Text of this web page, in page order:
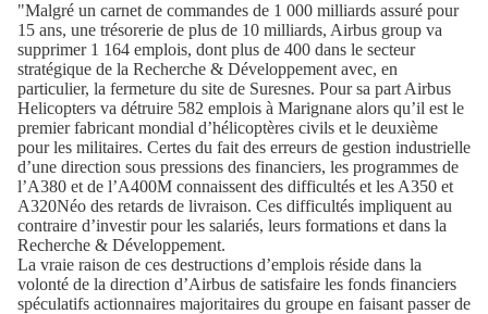
"Malgré un carnet de commandes de 1 000 milliards assuré pour
15 ans, une trésorerie de plus de 10 milliards, Airbus group va
supprimer 1 164 emplois, dont plus de 400 dans le secteur
stratégique de la Recherche & Développement avec, en
particulier, la fermeture du site de Suresnes. Pour sa part Airbus
Helicopters va détruire 582 emplois à Marignane alors qu’il est le
premier fabricant mondial d’hélicoptères civils et le deuxième
pour les militaires. Certes du fait des erreurs de gestion industrielle
d’une direction sous pressions des financiers, les programmes de
l’A380 et de l’A400M connaissent des difficultés et les A350 et
A320Néo des retards de livraison. Ces difficultés impliquent au
contraire d’investir pour les salariés, leurs formations et dans la
Recherche & Développement.
La vraie raison de ces destructions d’emplois réside dans la
volonté de la direction d’Airbus de satisfaire les fonds financiers
spéculatifs actionnaires majoritaires du groupe en faisant passer de